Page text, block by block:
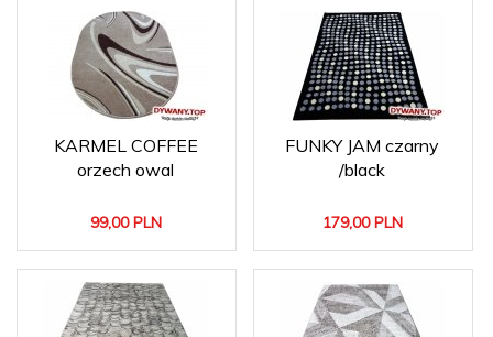
KARMEL COFFEE
orzech owal
99,00 PLN
FUNKY JAM czarny
/black
179,00 PLN